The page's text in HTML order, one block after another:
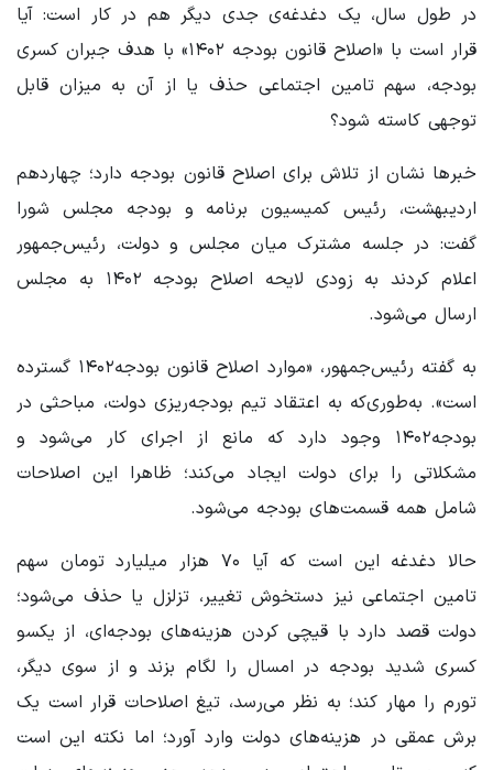
در طول سال، یک دغدغه‌ی جدی دیگر هم در کار است: آیا
قرار است با «اصلاح قانون بودجه ۱۴۰۲» با هدف جبران کسری
بودجه، سهم تامین اجتماعی حذف یا از آن به میزان قابل
توجهی کاسته شود؟
خبرها نشان از تلاش برای اصلاح قانون بودجه دارد؛ چهاردهم
اردیبهشت، رئیس کمیسیون برنامه و بودجه مجلس شورا
گفت: در جلسه مشترک میان مجلس و دولت، رئیس‌جمهور
اعلام کردند به زودی لایحه اصلاح بودجه ۱۴۰۲ به مجلس
ارسال می‌شود.
به گفته رئیس‌جمهور، «موارد اصلاح قانون بودجه۱۴۰۲ گسترده
است». به‌طوری‌که به اعتقاد تیم بودجه‌ریزی دولت، مباحثی در
بودجه۱۴۰۲ وجود دارد که مانع از اجرای کار می‌شود و
مشکلاتی را برای دولت ایجاد می‌کند؛ ظاهرا این اصلاحات
شامل همه قسمت‌های بودجه می‌شود.
حالا دغدغه این است که آیا ۷۰ هزار میلیارد تومان سهم
تامین اجتماعی نیز دستخوش تغییر، تزلزل یا حذف می‌شود؛
دولت قصد دارد با قیچی کردن هزینه‌های بودجه‌ای، از یکسو
کسری شدید بودجه در امسال را لگام بزند و از سوی دیگر،
تورم را مهار کند؛ به نظر می‌رسد، تیغ اصلاحات قرار است یک
برش عمقی در هزینه‌های دولت وارد آورد؛ اما نکته این است